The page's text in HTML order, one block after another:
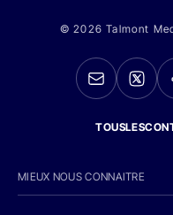
© 2026 Talmont
MIEUX NOUS CONNAITRE